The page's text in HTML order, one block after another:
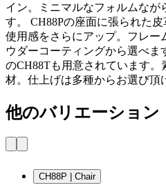
イン。ミニマルなフォルムなが
す。 CH88Pの座面に張られた
使用感をさらにアップ。フレー
ウダーコーティングから選べ
のCH88Tも用意されています。
材。仕上げは多種からお選び頂
他のバリエーション
CH88P | Chair